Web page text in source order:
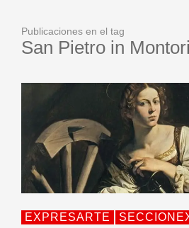
Publicaciones en el tag
San Pietro in
EXPRESARTE